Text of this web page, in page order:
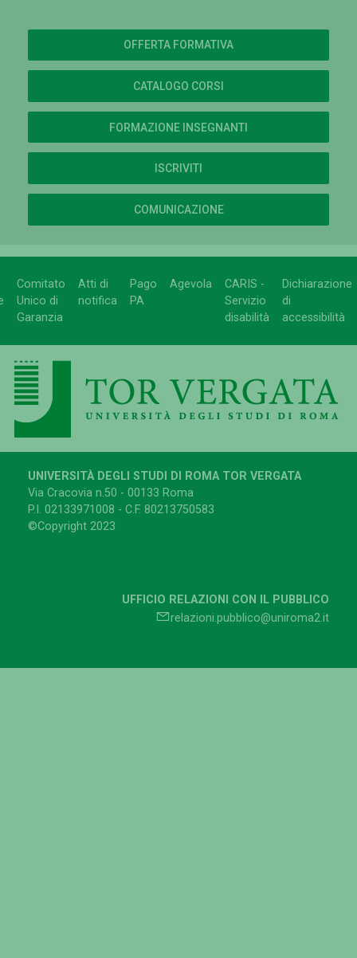
OFFERTA FORMATIVA
CATALOGO CORSI
FORMAZIONE INSEGNANTI
ISCRIVITI
COMUNICAZIONE
Comitato
Unico di
Garanzia
Atti di
notifica
Pago
PA
Agevola
CARIS -
Servizio
disabilità
Dichiarazione
di
accessibilità
UNIVERSITÀ DEGLI STUDI DI ROMA TOR VERGATA
Via Cracovia n.50 - 00133 Roma
P.I. 02133971008 - C.F. 80213750583
©Copyright 2023
UFFICIO RELAZIONI CON IL PUBBLICO
relazioni.pubblico@uniroma2.it